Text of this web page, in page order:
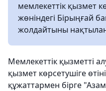
мемлекеттік қызмет
жөніндегі Бірыңғай
жолдайтыны
Мемлекеттік қызметті
қызмет көрсетушіге
құжаттармен бірге